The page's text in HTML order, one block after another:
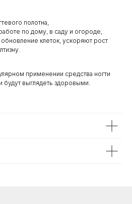
полотна,
по дому, в саду и огороде,
клеток, ускоряют рост
применении средства ногти
будут выглядеть здоровыми.